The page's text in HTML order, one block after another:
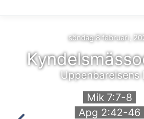
söndag 8 februari,
Uppenbarelsens
Mik 7:7-8
Apg 2:42-46